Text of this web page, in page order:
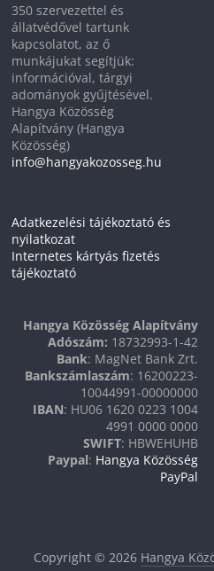
350 szervezettel és
állatvédővel tartunk
kapcsolatot, az ő
munkájukat segítjük:
információval, tárgyi
adományok gyűjtésével.
Hangya Közösség
Alapítvány (Hangya
Közösség)
info@hangyakozosseg.hu
Adatkezelési tájékoztató és
nyilatkozat
Internetes kártyás fizetés
tájékoztató
Hangya Közösség Alapítvány
Adószám: 18732993-1-42
Bank: MagNet Bank Zrt.
Bankszámlaszám: 16200223-
10044991-00000000
IBAN: HU06 1620 0223 1004
4991 0000 0000
SWIFT: HBWEHUHB
Paypal: Hangya Közösség
PayPal
Copyright © 2026 Hangya